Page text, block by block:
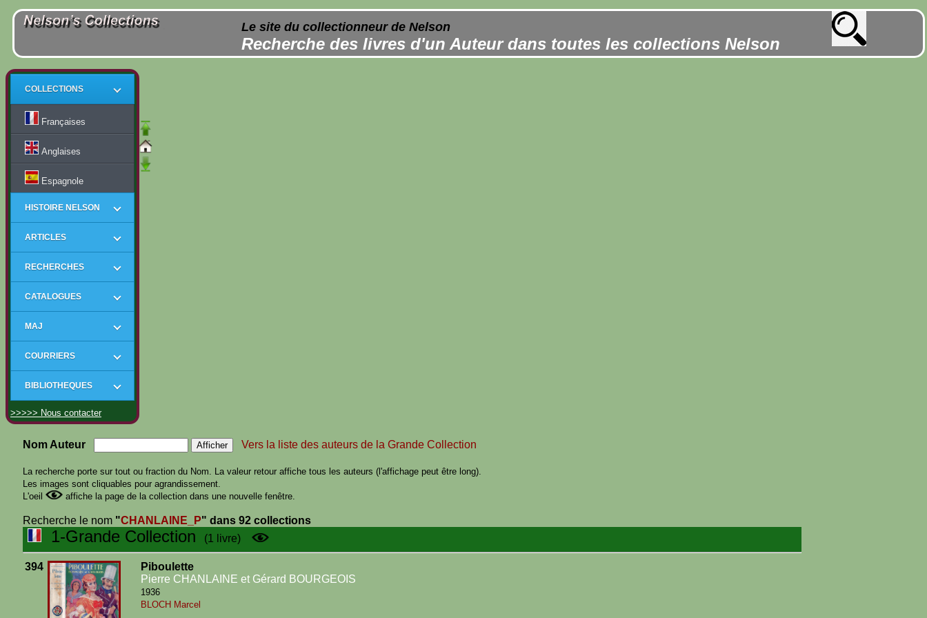
Le site du collectionneur de Nelson
Recherche des livres d'un Auteur dans toutes les collections Nelson
COLLECTIONS
Françaises
Anglaises
Espagnole
HISTOIRE NELSON
ARTICLES
RECHERCHES
CATALOGUES
MAJ
COURRIERS
BIBLIOTHEQUES
>>>>> Nous contacter
Nom Auteur Vers la liste des auteurs de la Grande Collection
La recherche porte sur tout ou fraction du Nom. La valeur retour affiche tous les auteurs (l'affichage peut être long).
Les images sont cliquables pour agrandissement.
L'oeil
affiche la page de la collection dans une nouvelle fenêtre.
Recherche le nom "CHANLAINE_P" dans 92 collections
1-Grande Collection (1 livre)
394
Piboulette
Pierre CHANLAINE et Gérard BOURGEOIS
1936
BLOCH Marcel